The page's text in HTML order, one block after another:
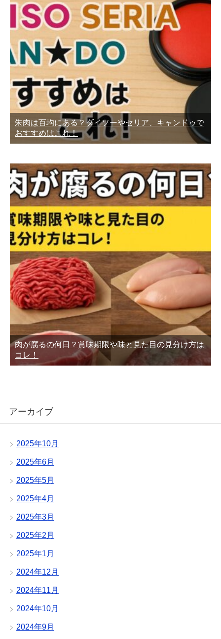
朱肉は百均にある？ダイソーやセリア、キャンドゥで
おすすめはこれ！
肉が腐るの何日？賞味期限や味と見た目の見分け方は
コレ！
アーカイブ
2025年10月
2025年6月
2025年5月
2025年4月
2025年3月
2025年2月
2025年1月
2024年12月
2024年11月
2024年10月
2024年9月